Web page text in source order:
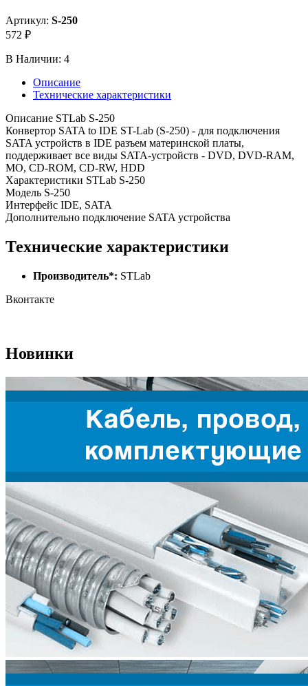
Артикул: S-250
572 ₽
В Наличии: 4
Описание
Технические характеристики
Описание STLab S-250
Конвертор SATA to IDE ST-Lab (S-250) - для подключения
SATA устройств в IDE разъем материнской платы,
поддерживает все виды SATA-устройств - DVD, DVD-RAM,
MO, CD-ROM, CD-RW, HDD
Характеристики STLab S-250
Модель S-250
Интерфейс IDE, SATA
Дополнительно подключение SATA устройства
Технические характеристики
Производитель*: STLab
Вконтакте
Новинки